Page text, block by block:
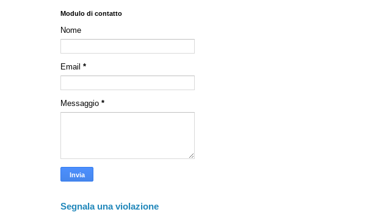
Modulo di contatto
Nome
Email *
Messaggio *
Segnala una violazione